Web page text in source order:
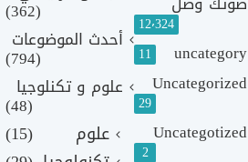
12٬324
uncategory
11
Uncategorized
29
Uncategotized
2
(362)
أحدث الموضوعات
(794)
علوم و تكنلوجيا
(48)
علوم
(15)